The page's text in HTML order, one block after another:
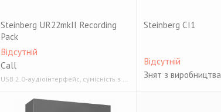
Steinberg UR22mkII Recording
Pack
Відсутній
Call
USB 2.0-аудіоінтерфейс, сумісність з iOS пристроями iPAD 2 і вище 192 кГц/24 біт
Steinberg CI1
Відсутній
Знят з виробництва